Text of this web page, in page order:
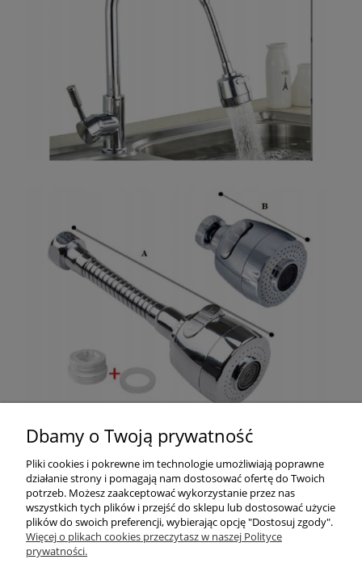
Pomoc
Dbamy o Twoją prywatność
Pliki cookies i pokrewne im technologie umożliwiają poprawne
działanie strony i pomagają nam dostosować ofertę do Twoich
potrzeb. Możesz zaakceptować wykorzystanie przez nas
wszystkich tych plików i przejść do sklepu lub dostosować użycie
plików do swoich preferencji, wybierając opcję "Dostosuj zgody".
Więcej o plikach cookies przeczytasz w naszej Polityce
prywatności.